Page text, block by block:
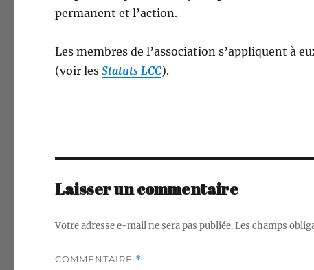
per­ma­nent et l’action.
Les mem­bres de l’association s’appliquent à
(voir lesStatuts LCC).
Laisser un commentaire
Votre adresse e-mail ne sera pas publiée.Les champs
COMMENTAIRE *